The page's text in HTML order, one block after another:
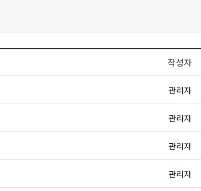
구성원 참여·소통
중장기발전계획
작성자
관리자
관리자
관리자
관리자